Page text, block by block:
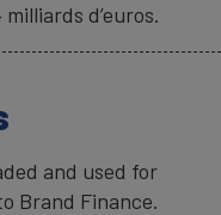
milliards d’euros.
and used for
Brand Finance.